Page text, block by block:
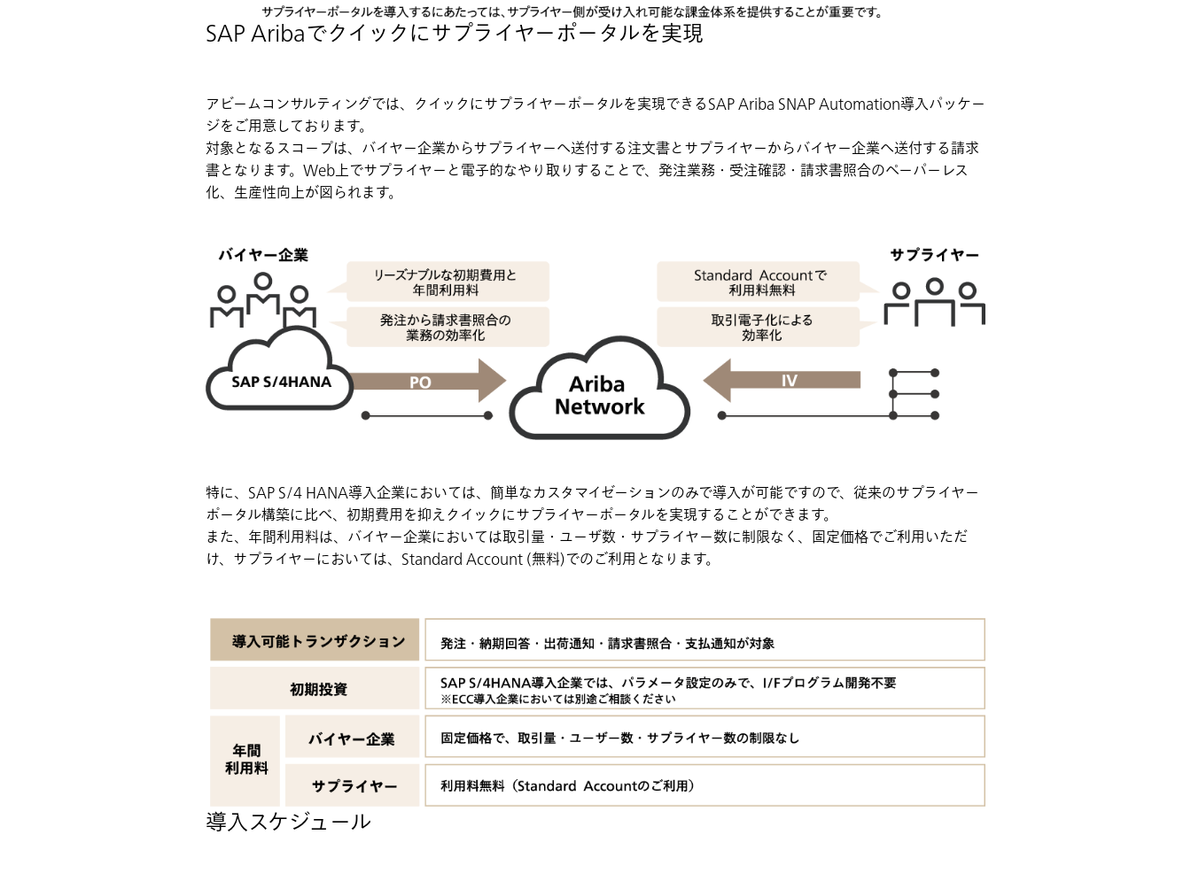
SAP Aribaでクイックにサプライヤーポータルを実現
アビームコンサルティングでは、クイックにサプライヤーポータルを実現できるSAP Ariba SNAP Automation導入パッケー
ジをご用意しております。
対象となるスコープは、バイヤー企業からサプライヤーへ送付する注文書とサプライヤーからバイヤー企業へ送付する請求
書となります。Web上でサプライヤーと電子的なやり取りすることで、発注業務・受注確認・請求書照合のペーパーレス
化、生産性向上が図られます。
特に、SAP S/4 HANA導入企業においては、簡単なカスタマイゼーションのみで導入が可能ですので、従来のサプライヤー
ポータル構築に比べ、初期費用を抑えクイックにサプライヤーポータルを実現することができます。
また、年間利用料は、バイヤー企業においては取引量・ユーザ数・サプライヤー数に制限なく、固定価格でご利用いただ
け、サプライヤーにおいては、Standard Account (無料)でのご利用となります。
導入スケジュール